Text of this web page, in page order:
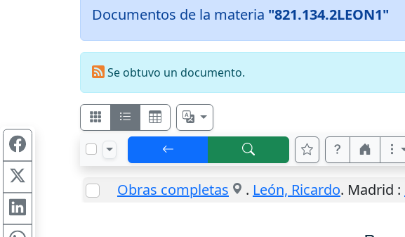
Documentos de la materia "821.134.2LEON1"
Se obtuvo un documento.
Obras completas . León, Ricardo. Madrid :